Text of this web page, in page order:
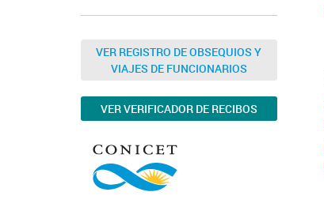
VER REGISTRO DE OBSEQUIOS Y
VIAJES DE FUNCIONARIOS
VER VERIFICADOR DE RECIBOS